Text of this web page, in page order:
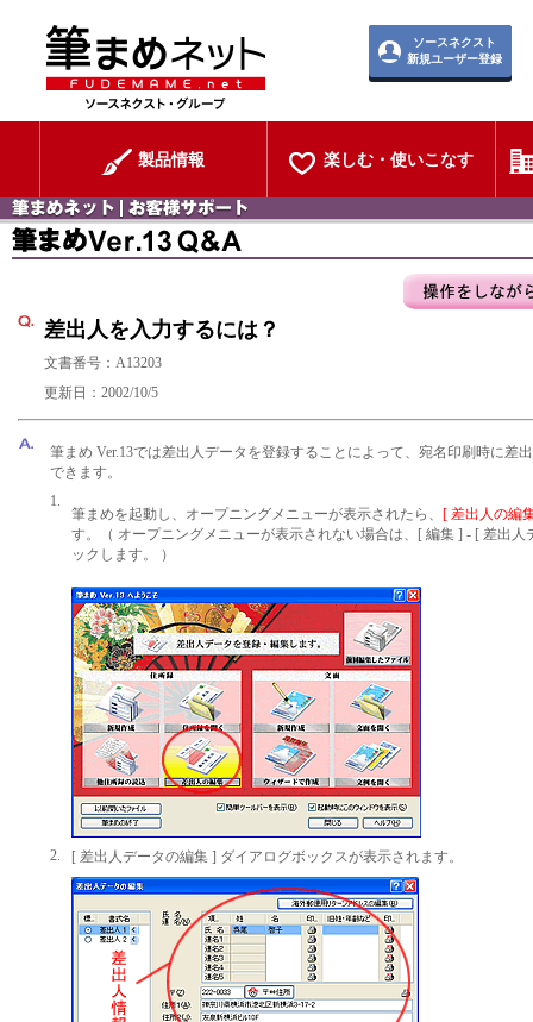
ソースネクスト
新規ユーザー登録
製品情報 楽しむ・使いこなす
差出人を入力するには？
文書番号：A13203
更新日：2002/10/5
筆まめ Ver.13では差出人データを登録することによって、宛名印刷時に差
できます。
1.
筆まめを起動し、オープニングメニューが表示されたら、 [ 差出人の編
す。（ オープニングメニューが表示されない場合は、[ 編集 ] - [ 差出人
ックします。 ）
2. [ 差出人データの編集 ] ダイアログボックスが表示されます。